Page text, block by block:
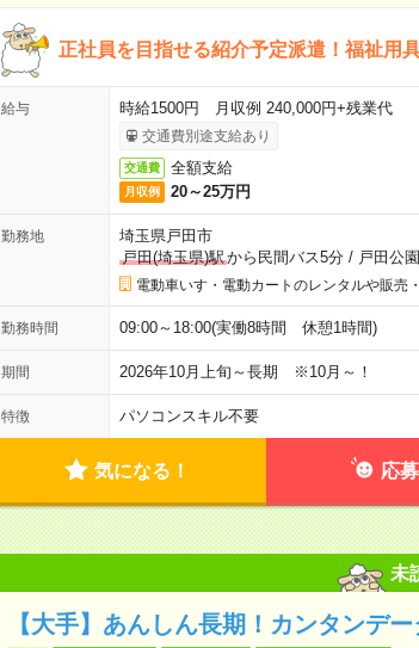
正社員を目指せる紹介予定派遣！福祉用
給与 時給1500円 月収例 240,000円+残業代
交通費別途支給あり
交通費 全額支給
月収例 20～25万円
勤務地
埼玉県戸田市
戸田(埼玉県)駅から民間バス5分/ 戸田公
電動車いす・電動カートのレンタルや販売
勤務時間 09:00～18:00(実働8時間 休憩1時間)
期間 2026年10月上旬～長期 ※10月～！
特徴 パソコンスキル不要
気になる！ 応
未
【大手】あんしん長期！カンタンデ